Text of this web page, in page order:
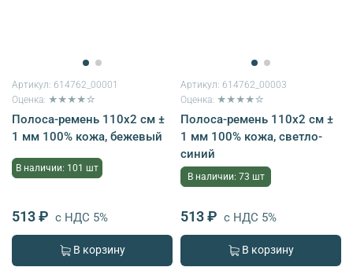
Артикул: 614762_00001
Оценка: ★★★★☆
Полоса-ремень 110х2 см ±
1 мм 100% кожа, бежевый
В наличии: 101 шт
513 ₽ с НДС 5%
В корзину
Артикул: 614762_00003
Оценка: ★★★★☆
Полоса-ремень 110х2 см ±
1 мм 100% кожа, светло-
синий
В наличии: 73 шт
513 ₽ с НДС 5%
В корзину